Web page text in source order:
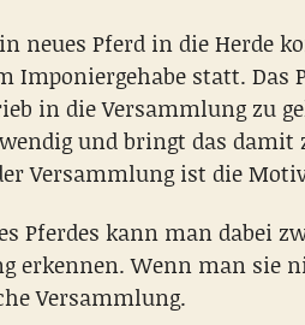
neues Pferd in die Herde
Imponiergehabe statt.
in die Versammlung zu
und bringt das damit
Versammlung ist die
Pferdes kann man dabei
erkennen. Wenn man sie
Versammlung.